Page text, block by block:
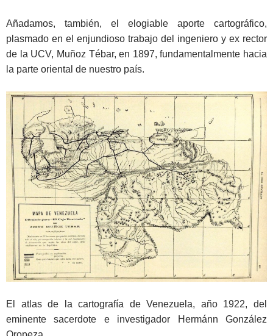
Añadamos, también, el elogiable aporte cartográfico,
plasmado en el enjundioso trabajo del ingeniero y ex rector
de la UCV, Muñoz Tébar, en 1897, fundamentalmente hacia
la parte oriental de nuestro país.
El atlas de la cartografía de Venezuela, año 1922, del
eminente sacerdote e investigador Hermánn González